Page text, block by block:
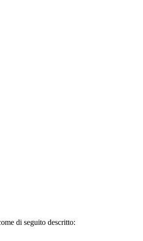
di seguito descritto: